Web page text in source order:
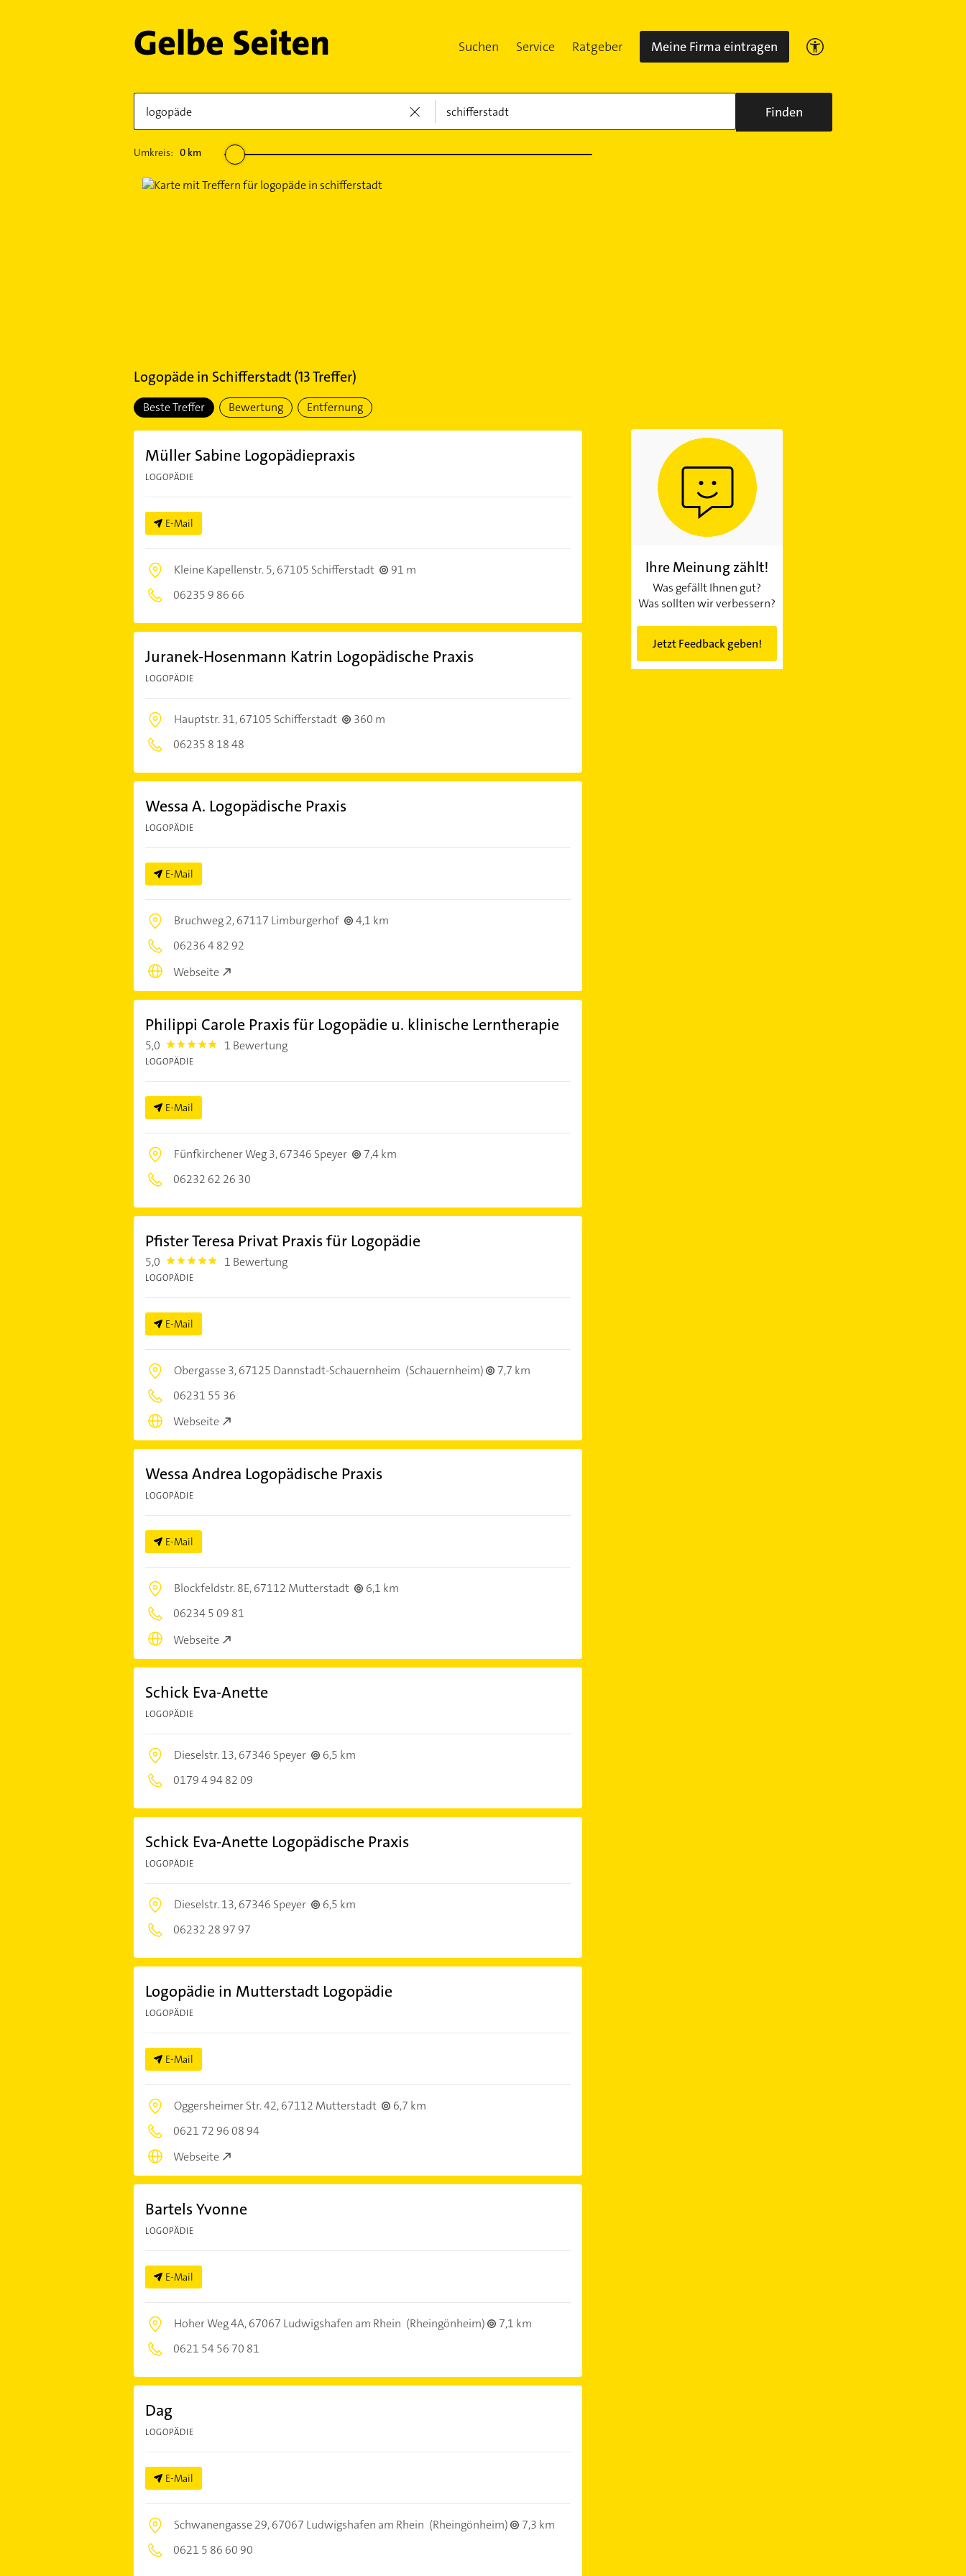
Suchen Service Ratgeber Meine Firma eintragen
Finden
Umkreis: 0km
Logopädein Schifferstadt(13Treffer)
Beste Treffer Bewertung Entfernung
Müller Sabine Logopädiepraxis
LOGOPÄDIE
E-Mail
Kleine Kapellenstr. 5,67105 Schifferstadt
91 m
06235 9 86 66
Juranek-Hosenmann Katrin Logopädische Praxis
LOGOPÄDIE
Hauptstr. 31,67105 Schifferstadt
360 m
06235 8 18 48
Wessa A. Logopädische Praxis
LOGOPÄDIE
E-Mail
Bruchweg 2,67117 Limburgerhof
4,1 km
06236 4 82 92
Webseite
Philippi Carole Praxis für Logopädie u. klinische Lerntherapie
5,0 5.0 1 Bewertung
LOGOPÄDIE
E-Mail
Fünfkirchener Weg 3,67346 Speyer
7,4 km
06232 62 26 30
Pfister Teresa Privat Praxis für Logopädie
5,0 5.0 1 Bewertung
LOGOPÄDIE
E-Mail
Obergasse 3,67125 Dannstadt-Schauernheim (Schauernheim)
7,7 km
06231 55 36
Webseite
Wessa Andrea Logopädische Praxis
LOGOPÄDIE
E-Mail
Blockfeldstr. 8E,67112 Mutterstadt
6,1 km
06234 5 09 81
Webseite
Schick Eva-Anette
LOGOPÄDIE
Dieselstr. 13,67346 Speyer
6,5 km
0179 4 94 82 09
Schick Eva-Anette Logopädische Praxis
LOGOPÄDIE
Dieselstr. 13,67346 Speyer
6,5 km
06232 28 97 97
Logopädie in Mutterstadt Logopädie
LOGOPÄDIE
E-Mail
Oggersheimer Str. 42,67112 Mutterstadt
6,7 km
0621 72 96 08 94
Webseite
Bartels Yvonne
LOGOPÄDIE
E-Mail
Hoher Weg 4A,67067 Ludwigshafen am Rhein (Rheingönheim)
7,1 km
0621 54 56 70 81
Dag
LOGOPÄDIE
E-Mail
Schwanengasse 29,67067 Ludwigshafen am Rhein (Rheingönheim)
7,3 km
0621 5 86 60 90
Ihre Meinung zählt!
Was gefällt Ihnen gut?
Was sollten wir verbessern?
Jetzt Feedback geben!